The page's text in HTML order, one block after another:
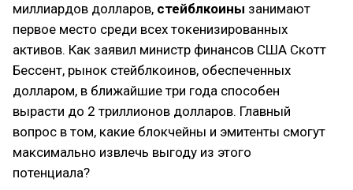
миллиардов долларов, стейблкоины занимают
первое место среди всех токенизированных
активов. Как заявил министр финансов США Скотт
Бессент, рынок стейблкоинов, обеспеченных
долларом, в ближайшие три года способен
вырасти до 2 триллионов долларов. Главный
вопрос в том, какие блокчейны и эмитенты смогут
максимально извлечь выгоду из этого
потенциала?